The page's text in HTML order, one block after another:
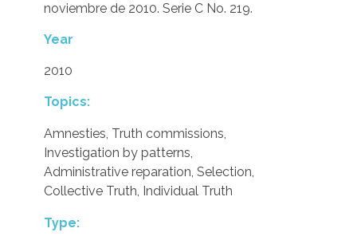
noviembre de 2010. Serie C No. 219.
Year
2010
Topics:
Amnesties, Truth commissions,
Investigation by patterns,
Administrative reparation, Selection,
Collective Truth, Individual Truth
Type: